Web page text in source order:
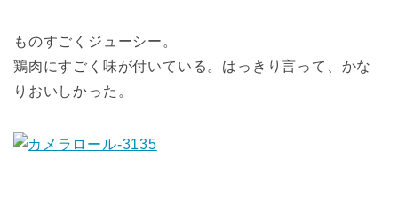
ものすごくジューシー。
鶏肉にすごく味が付いている。はっきり言って、かな
りおいしかった。